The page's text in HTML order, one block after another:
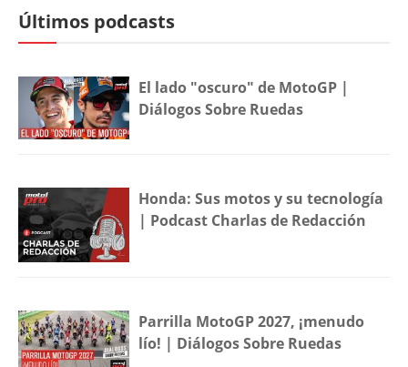
Últimos podcasts
El lado "oscuro" de MotoGP |
Diálogos Sobre Ruedas
Honda: Sus motos y su tecnología
| Podcast Charlas de Redacción
Parrilla MotoGP 2027, ¡menudo
lío! | Diálogos Sobre Ruedas